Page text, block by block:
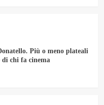
Più o meno plateali
di chi fa cinema